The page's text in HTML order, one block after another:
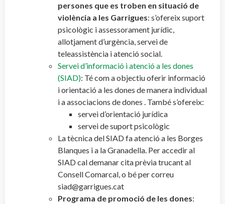
persones que es troben en situació de
violència a les Garrigues: s’ofereix suport
psicològic i assessorament jurídic,
allotjament d’urgència, servei de
teleassistència i atenció social.
Servei d’informació i atenció a les dones
(SIAD): Té com a objectiu oferir informació
i orientació a les dones de manera individual
i a associacions de dones . També s’ofereix:
servei d’orientació jurídica
servei de suport psicològic
La tècnica del SIAD fa atenció a les Borges
Blanques i a la Granadella. Per accedir al
SIAD cal demanar cita prèvia trucant al
Consell Comarcal, o bé per correu
siad@garrigues.cat
Programa de promoció de les dones: